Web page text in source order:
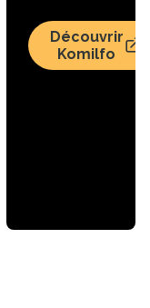
Découvrir
Komilfo